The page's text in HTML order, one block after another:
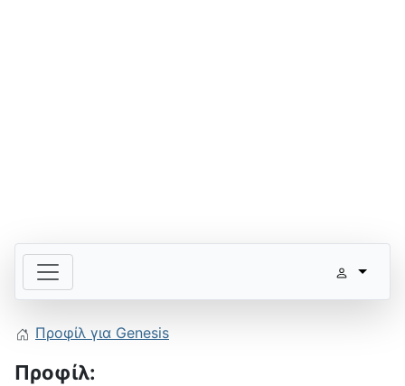
Προφίλ για Genesis
Προφίλ: